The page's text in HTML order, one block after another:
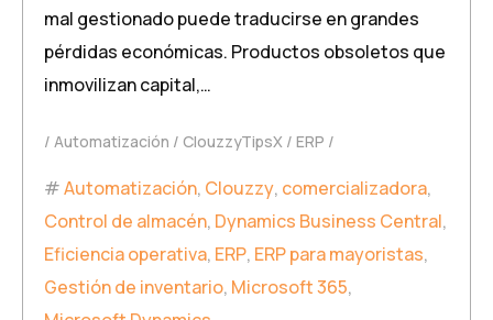
mal gestionado puede traducirse en grandes
pérdidas económicas. Productos obsoletos que
inmovilizan capital,…
Automatización ClouzzyTipsX ERP
Automatización, Clouzzy, comercializadora,
Control de almacén, Dynamics Business Central,
Eficiencia operativa, ERP, ERP para mayoristas,
Gestión de inventario, Microsoft 365,